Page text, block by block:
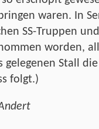
waren. In
SS-Truppen
worden,
gelegenen Stall
folgt.)